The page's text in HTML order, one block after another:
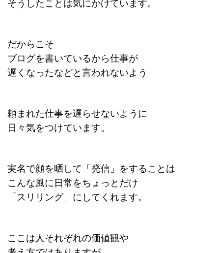
だからこそ
ブログを書いているから仕事が
遅くなったなどと言われないよう
頼まれた仕事を遅らせないように
日々気をつけています。
実名で顔を晒して「発信」をすることは
こんな風に日常をちょっとだけ
「スリリング」にしてくれます。
ここは人それぞれの価値観や